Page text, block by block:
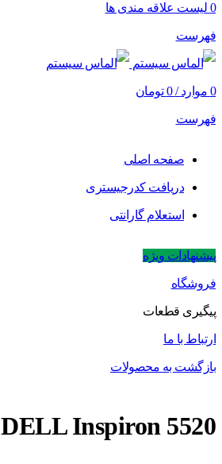
0 لیست علاقه مندی ها
فهرست
0 موارد /
0 تومان
فهرست
صفحه اصلی
دریافت کدرجیستری
استعلام گارانتی
پیشنهادات ویژه
فروشگاه
پیگیری قطعات
ارتباط با ما
بازگشت به محصولات
DELL Inspiron 5520